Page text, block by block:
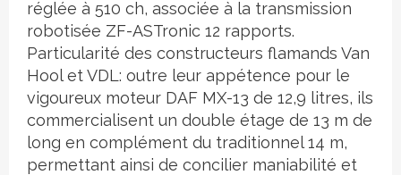
réglée à 510 ch, associée à la transmission
robotisée ZF-ASTronic 12 rapports.
Particularité des constructeurs flamands Van
Hool et VDL: outre leur appétence pour le
vigoureux moteur DAF MX-13 de 12,9 litres, ils
commercialisent un double étage de 13 m de
long en complément du traditionnel 14 m,
permettant ainsi de concilier maniabilité et